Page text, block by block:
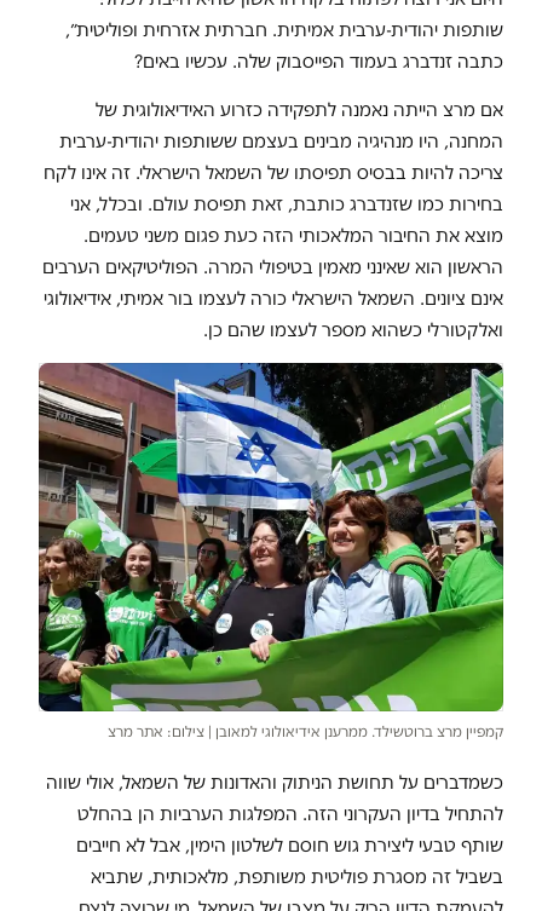
שותפות יהודית-ערבית אמיתית. חברתית אזרחית ופוליטית״,
כתבה זנדברג בעמוד הפייסבוק שלה. עכשיו באים?
אם מרצ הייתה נאמנה לתפקידה כזרוע האידיאולוגית של
המחנה, היו מנהיגיה מבינים בעצמם ששותפות יהודית-ערבית
צריכה להיות בבסיס תפיסתו של השמאל הישראלי. זה אינו לקח
בחירות כמו שזנדברג כותבת, זאת תפיסת עולם. ובכלל, אני
מוצא את החיבור המלאכותי הזה כעת פגום משני טעמים.
הראשון הוא שאינני מאמין בטיפולי המרה. הפוליטיקאים הערבים
אינם ציונים. השמאל הישראלי כורה לעצמו בור אמיתי, אידיאולוגי
ואלקטורלי כשהוא מספר לעצמו שהם כן.
קמפיין מרצ ברוטשילד. ממרענן אידיאולוגי למאובן | צילום: אתר מרצ
כשמדברים על תחושת הניתוק והאדונות של השמאל, אולי שווה
להתחיל בדיון העקרוני הזה. המפלגות הערביות הן בהחלט
שותף טבעי ליצירת גוש חוסם לשלטון הימין, אבל לא חייבים
בשביל זה מסגרת פוליטית משותפת, מלאכותית, שתביא